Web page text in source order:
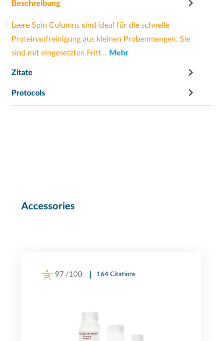
Beschreibung
Leere Spin Columns sind ideal für die schnelle
Proteinaufreinigung aus kleinen Probenmengen. Sie
sind mit eingesetzten Fritt… Mehr
Zitate
Protocols
Accessories
97 /100 164 Citations